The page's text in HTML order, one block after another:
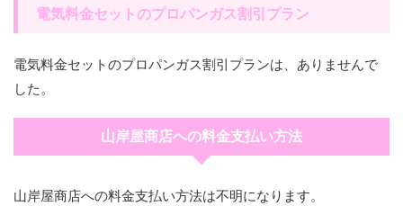
電気料金セットのプロパンガス割引プラン
電気料金セットのプロパンガス割引プランは、ありませんで
した。
山岸屋商店への料金支払い方法
山岸屋商店への料金支払い方法は不明になります。